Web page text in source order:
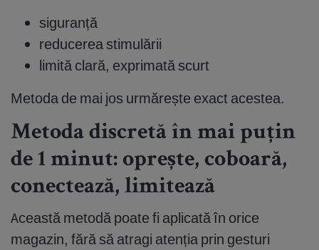
siguranță
reducerea stimulării
limită clară, exprimată scurt
Metoda de mai jos urmărește exact acestea.
Metoda discretă în mai puțin
de 1 minut: oprește, coboară,
conectează, limitează
Această metodă poate fi aplicată în orice
magazin, fără să atragi atenția prin gesturi